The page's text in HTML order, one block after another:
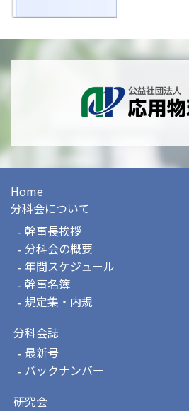
Home
分科会について
幹事長挨拶
分科会の概要
年間スケジュール
幹事名簿
規定集・内規
分科会誌
最新号
バックナンバー
研究会